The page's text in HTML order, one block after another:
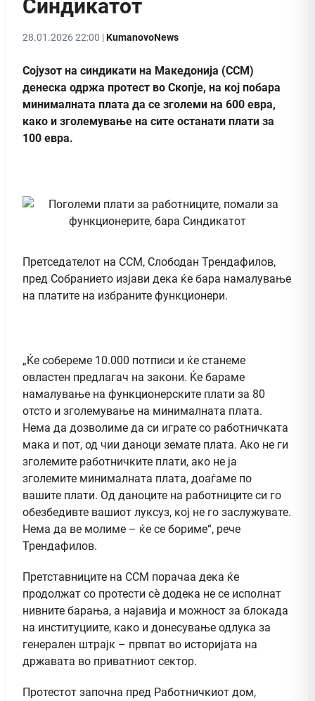
Синдикатот
28.01.2026 22:00 |KumanovoNews
Сојузот на синдикати на Македонија (ССМ)
денеска одржа протест во Скопје, на кој побара
минималната плата да се зголеми на 600 евра,
како и зголемување на сите останати плати за
100 евра.
Претседателот на ССМ, Слободан Трендафилов,
пред Собранието изјави дека ќе бара намалување
на платите на избраните функционери.
„Ќе собереме 10.000 потписи и ќе станеме
овластен предлагач на закони. Ќе бараме
намалување на функционерските плати за 80
отсто и зголемување на минималната плата.
Нема да дозволиме да си играте со работничката
мака и пот, од чии даноци земате плата. Ако не ги
зголемите работничките плати, ако не ја
зголемите минималната плата, доаѓаме по
вашите плати. Од даноците на работниците си го
обезбедивте вашиот луксуз, кој не го заслужувате.
Нема да ве молиме – ќе се бориме“, рече
Трендафилов.
Претставниците на ССМ порачаа дека ќе
продолжат со протести сè додека не се исполнат
нивните барања, а најавија и можност за блокада
на институциите, како и донесување одлука за
генерален штрајк – првпат во историјата на
државата во приватниот сектор.
Протестот започна пред Работничкиот дом,